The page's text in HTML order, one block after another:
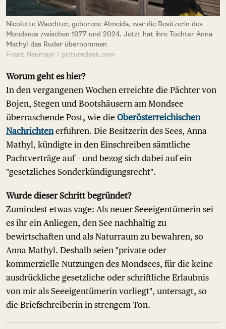
Nicolette Waechter, geborene Almeida, war die Besitzerin des
Mondsees zwischen 1977 und 2024. Jetzt hat ihre Tochter Anna
Mathyl das Ruder übernommen
Franz Neumayr / picturedesk.com
Worum geht es hier?
In den vergangenen Wochen erreichte die Pächter von
Bojen, Stegen und Bootshäusern am Mondsee
überraschende Post, wie die Oberösterreichischen
Nachrichtenerfuhren. Die Besitzerin des Sees, Anna
Mathyl, kündigte in den Einschreiben sämtliche
Pachtverträge auf – und bezog sich dabei auf ein
"gesetzliches Sonderkündigungsrecht".
Wurde dieser Schritt begründet?
Zumindest etwas vage: Als neuer Seeeigentümerin sei
es ihr ein Anliegen, den See nachhaltig zu
bewirtschaften und als Naturraum zu bewahren, so
Anna Mathyl. Deshalb seien "private oder
kommerzielle Nutzungen des Mondsees, für die keine
ausdrückliche gesetzliche oder schriftliche Erlaubnis
von mir als Seeeigentümerin vorliegt", untersagt, so
die Briefschreiberin in strengem Ton.